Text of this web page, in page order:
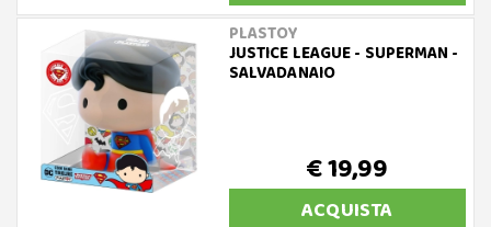
PLASTOY
JUSTICE LEAGUE - SUPERMAN -
SALVADANAIO
€ 19,99
ACQUISTA